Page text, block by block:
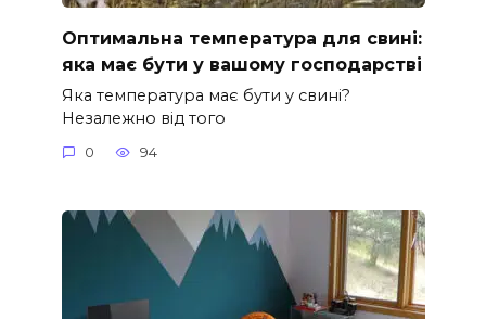
Оптимальна температура для свині:
яка має бути у вашому господарстві
Яка температура має бути у свині?
Незалежно від того
0 94